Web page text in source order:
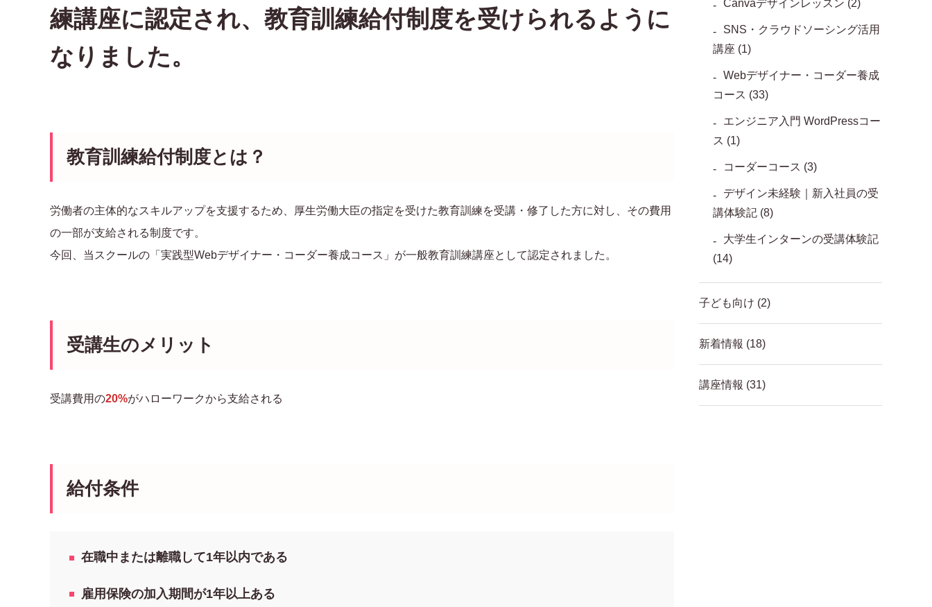
練講座に認定され、教育訓練給付制度を受けられるように
なりました。
教育訓練給付制度とは？
労働者の主体的なスキルアップを支援するため、厚生労働大臣の指定を受けた教育訓練を受講・修了した方に対し、その費用
の一部が支給される制度です。
今回、当スクールの「実践型Webデザイナー・コーダー養成コース」が一般教育訓練講座として認定されました。
受講生のメリット
受講費用の20%がハローワークから支給される
給付条件
在職中または離職して1年以内である
雇用保険の加入期間が1年以上ある
Canvaデザインレッスン (2)
SNS・クラウドソーシング活用
講座 (1)
Webデザイナー・コーダー養成
コース (33)
エンジニア入門 WordPressコー
ス (1)
コーダーコース (3)
デザイン未経験｜新入社員の受
講体験記 (8)
大学生インターンの受講体験記
(14)
子ども向け (2)
新着情報 (18)
講座情報 (31)